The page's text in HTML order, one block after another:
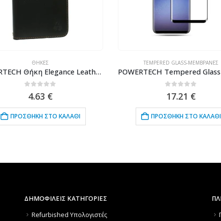
ΘΉΚΕΣ
POWERTECH Θήκη Elegance Leather για Leagoo M8/M8 Pro, Black
4.63 €
ΠΡΟΣΘΉΚΗ ΣΤΟ ΚΑΛΆΘΙ
TEMPERED GLASS-ΜΕΜΒΡΆΝΕΣ
17.21 €
ΠΡΟΣΘΉΚΗ ΣΤΟ ΚΑΛΆΘΙ
ΔΗΜΟΦΙΛΕΙΣ ΚΑΤΗΓΟΡΙΕΣ
Refurbished Υπολογιστές